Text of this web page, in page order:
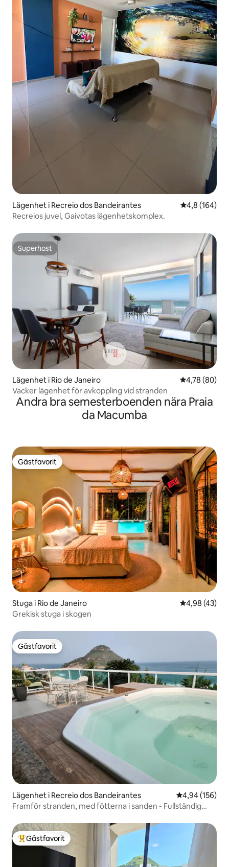
Lägenhet i Recreio dos Bandeirantes 4,8 av 5 i
4,8 (164)
Recreios juvel, Gaivotas lägenhetskomplex.
Superhost
Superhost
Lägenhet i Rio de Janeiro 4,78 av 5 i
4,78 (80)
Vacker lägenhet för avkoppling vid stranden
Andra bra semesterboenden nära Praia
da Macumba
Gästfavorit
Gästfavorit
Stuga i Rio de Janeiro 4,98 av 5 i
4,98 (43)
Grekisk stuga i skogen
Gästfavorit
Gästfavorit
Lägenhet i Recreio dos Bandeirantes 4,94 av 5 i
4,94 (156)
Framför stranden, med fötterna i sanden - Fullständig
Populär gästfavorit
Gästfavorit